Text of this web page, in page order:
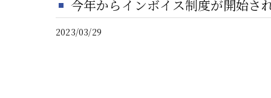
今年からインボイス制度が開始さ
2023/03/29